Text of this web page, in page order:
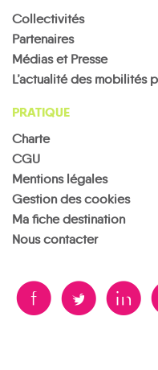
Collectivités
Partenaires
Médias et Presse
L’actualité des mobilités
PRATIQUE
Charte
CGU
Mentions légales
Gestion des cookies
Ma fiche destination
Nous contacter
B A D